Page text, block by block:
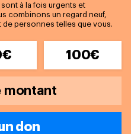
à la fois urgents et
combinons un regard neuf,
personnes telles que vous.
100€
don